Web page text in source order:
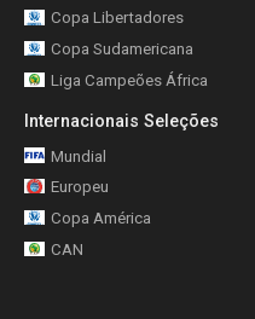
Copa Libertadores
Copa Sudamericana
Liga Campeões África
Internacionais Seleções
Mundial
Europeu
Copa América
CAN